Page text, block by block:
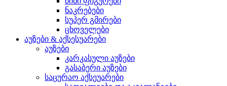
ნაკრებები
სუპერ გმირები
ცხოველები
აუზები & აქსესუარები
აუზები
კარკასული აუზები
გასაბერი აუზები
საცურაო აქსეუარები